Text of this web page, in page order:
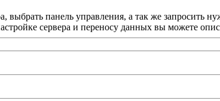
панель управления, а так же запросить
сервера и переносу данных вы можете